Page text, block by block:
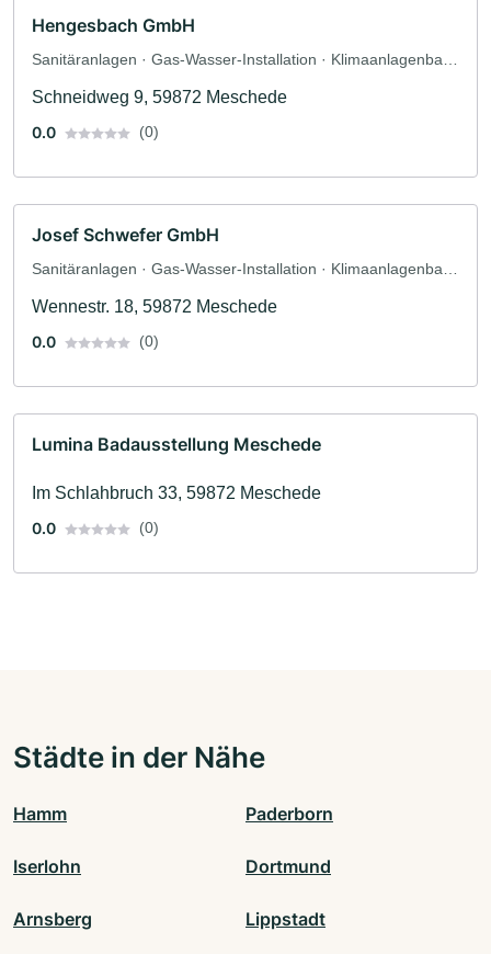
Hengesbach GmbH
Sanitäranlagen · Gas-Wasser-Installation · Klimaanlagenbau
Schneidweg 9, 59872 Meschede
0.0
(0)
Josef Schwefer GmbH
Sanitäranlagen · Gas-Wasser-Installation · Klimaanlagenbau
Wennestr. 18, 59872 Meschede
0.0
(0)
Lumina Badausstellung Meschede
Im Schlahbruch 33, 59872 Meschede
0.0
(0)
Städte in der Nähe
Hamm Paderborn
Iserlohn Dortmund
Arnsberg Lippstadt